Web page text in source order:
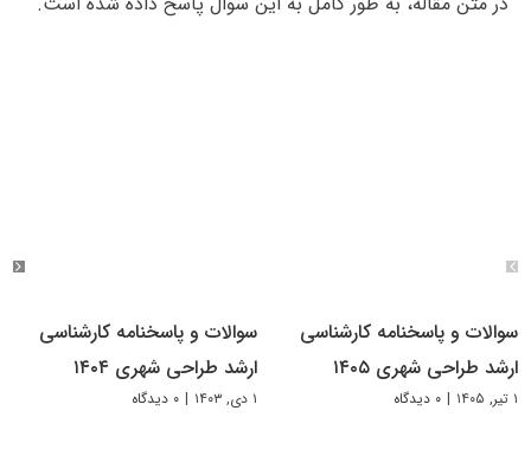
سوالات و پاسخنامه کارشناسی
ارشد طراحی شهری ۱۴۰۵
۱ تیر, ۱۴۰۵ | ۰ دیدگاه
سوالات و پاسخنامه کارشناسی
ارشد طراحی شهری ۱۴۰۴
۱ دی, ۱۴۰۳ | ۰ دیدگاه